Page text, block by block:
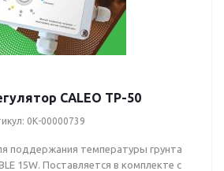
CALEO ТР-50
0К-00000739
поддержания температуры грунта
15W. Поставляется в комплекте с